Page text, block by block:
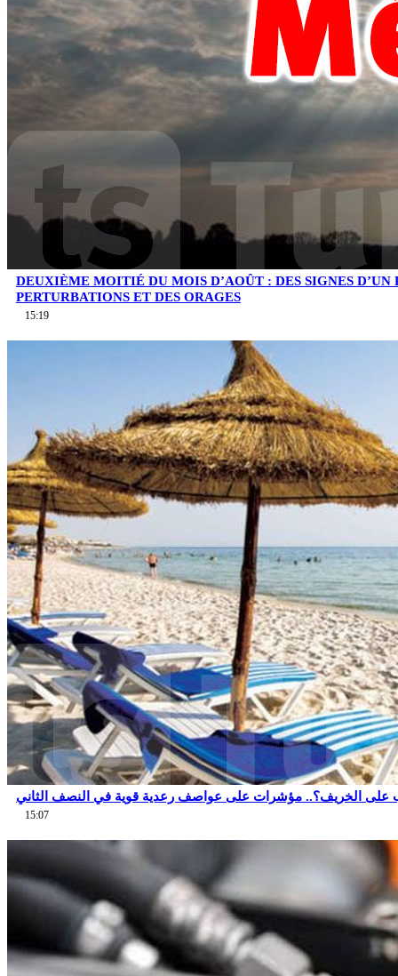
DEUXIÈME MOITIÉ DU MOIS D’AOÛT : DES SIGNES D’UN
PERTURBATIONS ET DES ORAGES
15:19
على الخريف؟.. مؤشرات على عواصف رعدية قوية في النصف الثاني
15:07